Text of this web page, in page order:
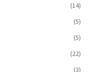
(14)
(5)
(5)
(22)
(3)